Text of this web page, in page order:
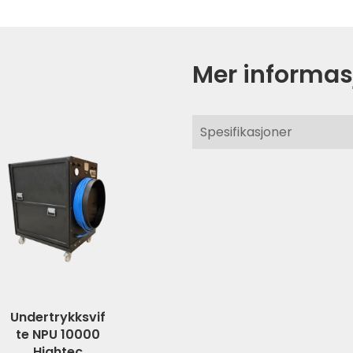
Undertrykksvif
te NPU 10000
Mer
Spesifikasjoner